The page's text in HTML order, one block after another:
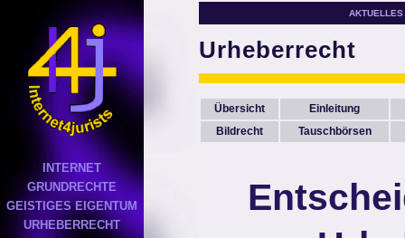
INTERNET
GRUNDRECHTE
GEISTIGES EIGENTUM
URHEBERRECHT
AKTUELLES
Urheberrecht
Übersicht
Einleitung
Bildrecht
Tauschbörsen